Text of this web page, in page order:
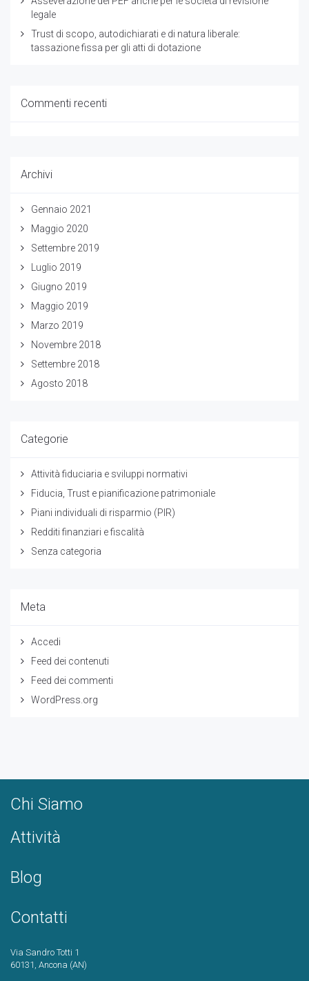
legale
Trust di scopo, autodichiarati e di natura liberale:
tassazione fissa per gli atti di dotazione
Commenti recenti
Archivi
Gennaio 2021
Maggio 2020
Settembre 2019
Luglio 2019
Giugno 2019
Maggio 2019
Marzo 2019
Novembre 2018
Settembre 2018
Agosto 2018
Categorie
Attività fiduciaria e sviluppi normativi
Fiducia, Trust e pianificazione patrimoniale
Piani individuali di risparmio (PIR)
Redditi finanziari e fiscalità
Senza categoria
Meta
Accedi
Feed dei contenuti
Feed dei commenti
WordPress.org
Chi Siamo
Attività
Blog
Contatti
Via Sandro Totti 1
60131, Ancona (AN)